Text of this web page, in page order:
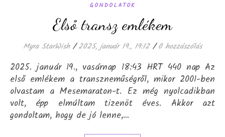
GONDOLATOK
Első transz emlékem
Myra StarWish / 2025, január 19., 19:12 / 0 hozzászólás
2025. január 19., vasárnap 18:43 HRT 440 nap Az
első emlékem a transzneműségről, mikor 2001-ben
olvastam a Mesemaraton-t. Ez még nyolcadikban
volt, épp elmúltam tizenöt éves. Akkor azt
gondoltam, hogy de jó lenne,…